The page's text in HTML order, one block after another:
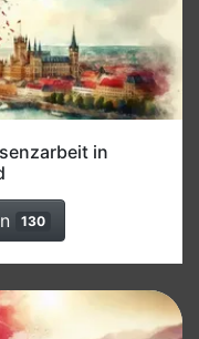
in
130